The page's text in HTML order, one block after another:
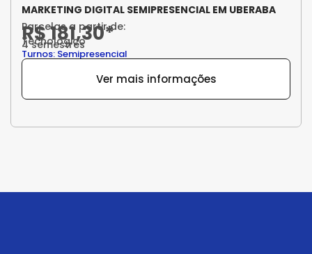
MARKETING DIGITAL SEMIPRESENCIAL EM UBERABA
Parcelas a partir de:
R$ 181,30*
Tecnológico
4 semestres
Turnos: Semipresencial
Ver mais informações